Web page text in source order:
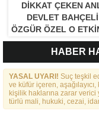
DIKKAT ÇEKEN
DEVLET
ÖZGÜR ÖZEL O
BIR ARAYA
HABER
YASAL UYARI! Suç teşkil
ve küfür içeren,
kişilik haklarına zarar
türlü mali, hukuki, cezai,